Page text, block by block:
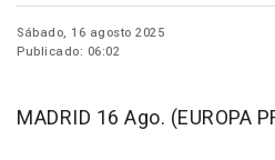
Sábado, 16 agosto 2025
Publicado: 06:02
MADRID 16 Ago. (EUROPA